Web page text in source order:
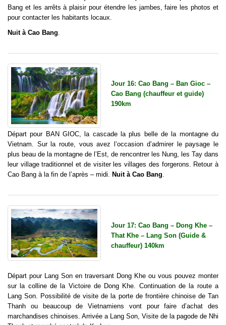
Bang et les arrêts à plaisir pour étendre les jambes, faire les photos et
pour contacter les habitants locaux.
Nuit à Cao Bang
Jour 16: Cao Bang – Ban Gioc –
Cao Bang (chauffeur et guide)
190km
Départ pour BAN GIOC, la cascade la plus belle de la montagne du
Vietnam. Sur la route, vous avez l’occasion d’admirer le paysage le
plus beau de la montagne de l’Est, de rencontrer les Nung, les Tay dans
leur village traditionnel et de visiter les villages des forgerons. Retour à
Cao Bang à la fin de l’après – midi. Nuit à Cao Bang
Jour 17: Cao Bang – Dong Khe –
That Khe – Lang Son (Guide &
chauffeur) 140km
Départ pour Lang Son en traversant Dong Khe ou vous pouvez monter
sur la colline de la Victoire de Dong Khe. Continuation de la route a
Lang Son. Possibilité de visite de la porte de frontière chinoise de Tan
Thanh ou beaucoup de Vietnamiens vont pour faire d’achat des
marchandises chinoises. Arrivée a Lang Son, Visite de la pagode de Nhi